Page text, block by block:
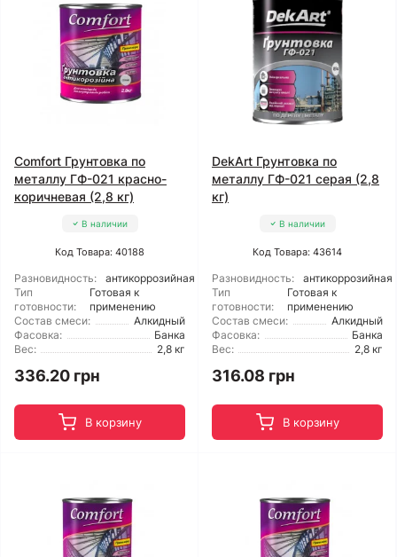
Comfort Грунтовка по
металлу ГФ-021 красно-
коричневая (2,8 кг)
В наличии
Код Товара: 40188
Разновидность:
антикоррозийная
Тип
готовности:
Готовая к
применению
Состав смеси:
Алкидный
Фасовка:
Банка
Вес:
2,8 кг
336.20 грн
В корзину
DekArt Грунтовка по
металлу ГФ-021 серая (2,8
кг)
В наличии
Код Товара: 43614
Разновидность:
антикоррозийная
Тип
готовности:
Готовая к
применению
Состав смеси:
Алкидный
Фасовка:
Банка
Вес:
2,8 кг
316.08 грн
В корзину